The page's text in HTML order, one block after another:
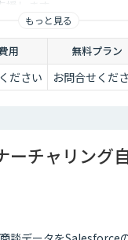
します。
もっと見る
用 無料プラン
ださい お問合せくだ
チャリング